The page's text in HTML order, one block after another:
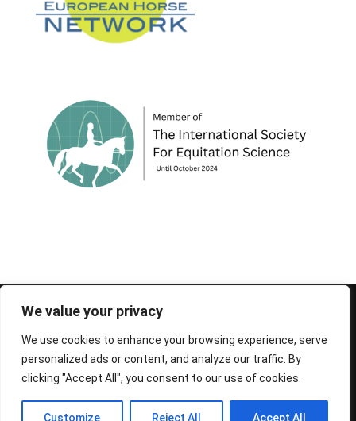
We value your privacy
We use cookies to enhance your browsing experience, serve
personalized ads or content, and analyze our traffic. By
clicking "Accept All", you consent to our use of cookies.
Customize Reject All Accept All
© 1995-2026 FEIF - International Federation of